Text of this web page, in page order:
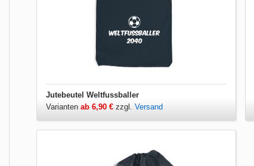
Jutebeutel Weltfussballer
Varianten ab 6,90 € zzgl. Versand